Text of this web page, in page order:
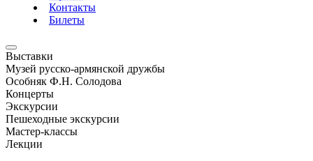
Контакты
Билеты
Выставки
Музей русско-армянской дружбы
Особняк Ф.Н. Солодова
Концерты
Экскурсии
Пешеходные экскурсии
Мастер-классы
Лекции